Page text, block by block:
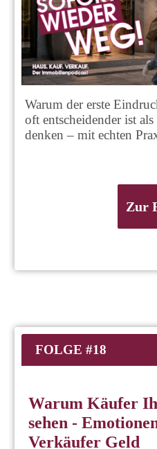
Warum der erste
oft entscheidender ist
denken – mit echten
Zur
FOLGE #18
Warum Käufer
sehen -
Verkäufer Geld